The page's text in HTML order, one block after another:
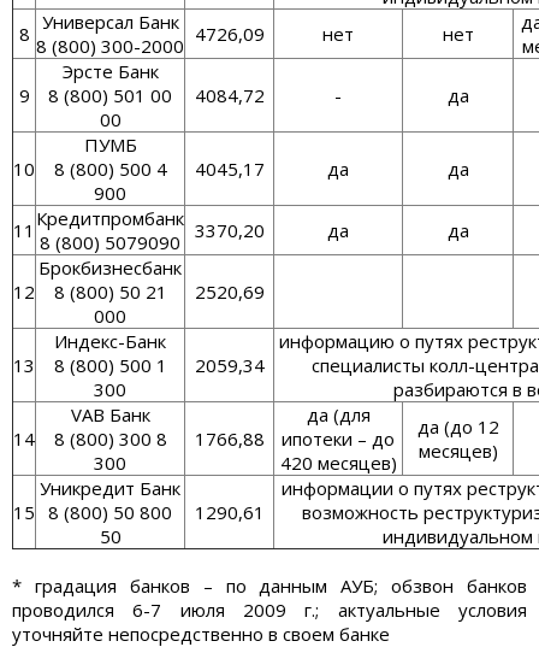
8 Универсал Банк
8 (800) 300-2000 4726,09 нет нет
9
Эрсте Банк
8 (800) 501 00
00
4084,72 - да
10
ПУМБ
8 (800) 500 4
900
4045,17 да да
11 Кредитпромбанк
8 (800) 5079090
3370,20 да да
12
Брокбизнесбанк
8 (800) 50 21
000
2520,69
13
Индекс-Банк
8 (800) 500 1
300
2059,34
информацию о путях
специалисты колл-
разбираются в
14
VAB Банк
8 (800) 300 8
300
1766,88
да (для
ипотеки – до
420 месяцев)
да (до 12
месяцев)
15
Уникредит Банк
8 (800) 50 800
50
1290,61
информации о путях
возможность
индивидуальном
* градация банков – по данным АУБ; обзвон банков
проводился 6-7 июля 2009 г.; актуальные условия
уточняйте непосредственно в своем банке